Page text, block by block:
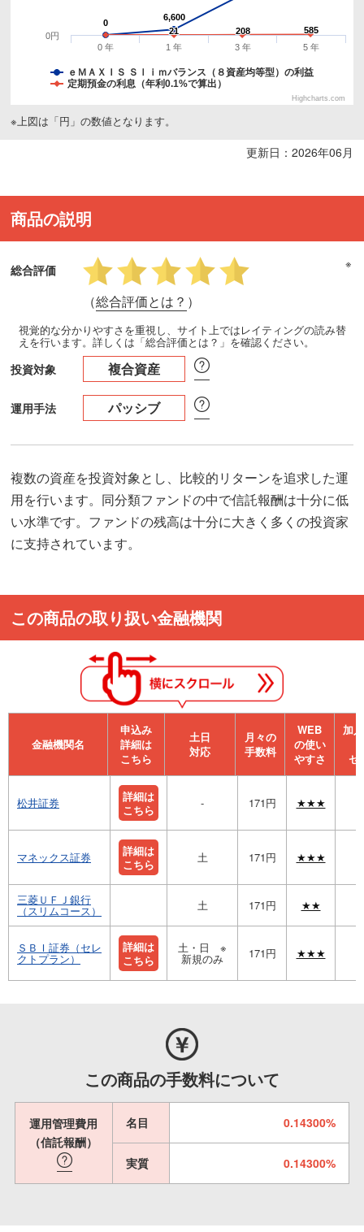
0
0
6,600
6,600
21
21 208
208 585
585
ｅＭＡＸＩＳ Ｓｌｉｍバランス（８資産均等型）の利益
定期預金の利息（年利0.1%で算出）
0 年 1 年 3 年 5 年
0円
Highcharts.com
※上図は「円」の数値となります。
更新日：2026年06月
商品の説明
総合評価
（総合評価とは？ ）
※
視覚的な分かりやすさを重視し、サイト上ではレイティングの読み替
えを行います。詳しくは「総合評価とは？」を確認ください。
投資対象 複合資産
運用手法 パッシブ
複数の資産を投資対象とし、比較的リターンを追求した運
用を行います。同分類ファンドの中で信託報酬は十分に低
い水準です。ファンドの残高は十分に大きく多くの投資家
に支持されています。
この商品の取り扱い金融機関
金融機関名
申込み
詳細は
こちら
⼟⽇
対応
月々の
手数料
WEB
の使い
やすさ
加
セ
松井証券
詳細は
こちら
- 171円 ★★★
マネックス証券
詳細は
こちら
土 171円 ★★★
三菱ＵＦＪ銀行
（スリムコース） 土 171円 ★★
ＳＢＩ証券（セレ
クトプラン）
詳細は
こちら
土・日 ※
新規のみ 171円 ★★★
この商品の手数料について
運用管理費用
（信託報酬）
名目 0.14300%
実質 0.14300%